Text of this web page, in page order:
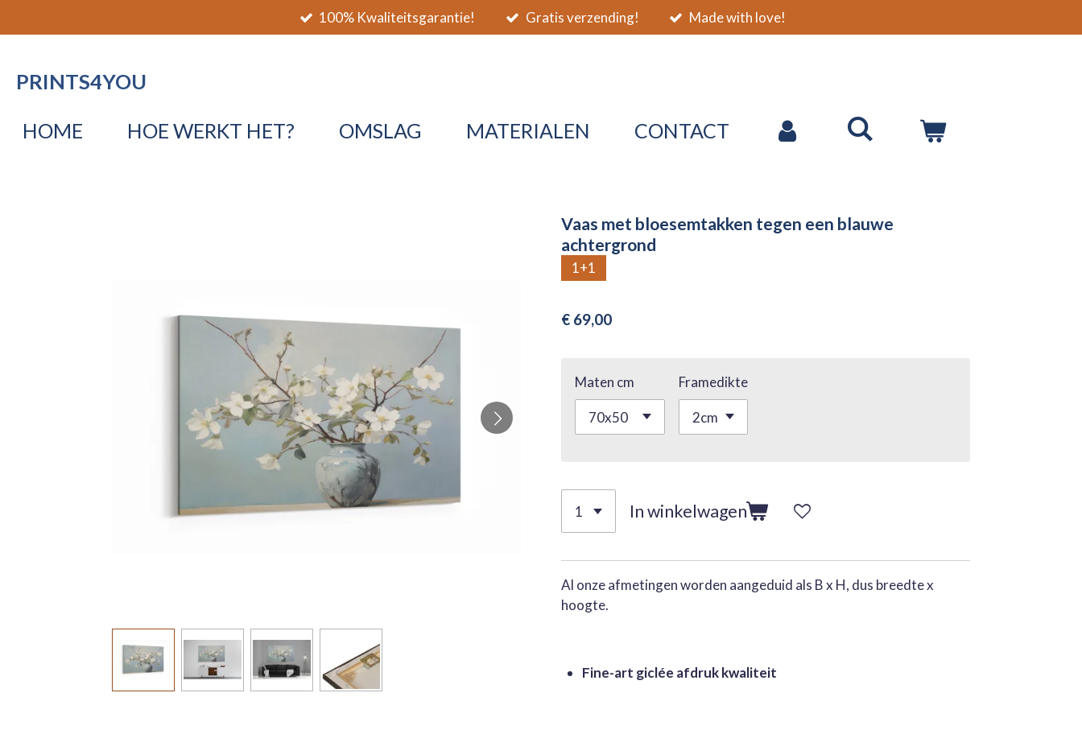
direct
de
100% Kwaliteitsgarantie! Gratis verzending! Made with love!
PRINTS4YOU
HOME HOE WERKT HET? OMSLAG MATERIALEN CONTACT
Vaas met bloesemtakken tegen een blauwe
achtergrond
1+1
€ 69,00
Maten cm Framedikte
In winkelwagen
Al onze afmetingen worden aangeduid als B x H, dus breedte x
hoogte.
Fine-art giclée afdruk kwaliteit